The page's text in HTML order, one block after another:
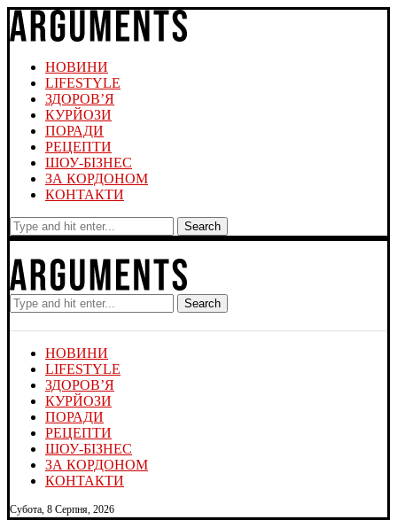
НОВИНИ
LIFESTYLE
ЗДОРОВ’Я
КУРЙОЗИ
ПОРАДИ
РЕЦЕПТИ
ШОУ-БІЗНЕС
ЗА КОРДОНОМ
КОНТАКТИ
Search
Search
НОВИНИ
LIFESTYLE
ЗДОРОВ’Я
КУРЙОЗИ
ПОРАДИ
РЕЦЕПТИ
ШОУ-БІЗНЕС
ЗА КОРДОНОМ
КОНТАКТИ
Субота, 8 Серпня, 2026